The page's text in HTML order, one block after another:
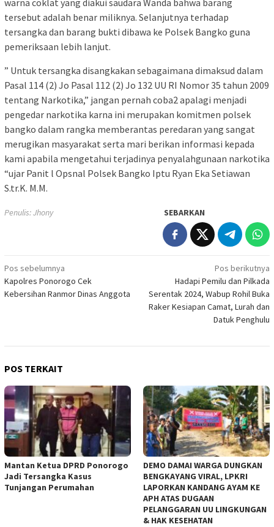
warna coklat yang diakui saudara Wanda bahwa barang
tersebut adalah benar miliknya. Selanjutnya terhadap
tersangka dan barang bukti dibawa ke Polsek Bangko guna
pemeriksaan lebih lanjut.
” Untuk tersangka disangkakan sebagaimana dimaksud dalam
Pasal 114 (2) Jo Pasal 112 (2) Jo 132 UU RI Nomor 35 tahun 2009
tentang Narkotika,” jangan pernah coba2 apalagi menjadi
pengedar narkotika karna ini merupakan komitmen polsek
bangko dalam rangka memberantas peredaran yang sangat
merugikan masyarakat serta mari berikan informasi kepada
kami apabila mengetahui terjadinya penyalahgunaan narkotika
“ujar Panit l Opsnal Polsek Bangko Iptu Ryan Eka Setiawan
S.tr.K. M.M.
Penulis: Jhony SEBARKAN
Navigasi
pos
Pos sebelumnya
Kapolres Ponorogo Cek
Kebersihan Ranmor Dinas Anggota
Pos berikutnya
Hadapi Pemilu dan Pilkada
Serentak 2024, Wabup Rohil Buka
Raker Kesiapan Camat, Lurah dan
Datuk Penghulu
POS TERKAIT
Mantan Ketua DPRD Ponorogo
Jadi Tersangka Kasus
Tunjangan Perumahan
DEMO DAMAI WARGA DUNGKAN
BENGKAYANG VIRAL, LPKRI
LAPORKAN KANDANG AYAM KE
APH ATAS DUGAAN
PELANGGARAN UU LINGKUNGAN
& HAK KESEHATAN